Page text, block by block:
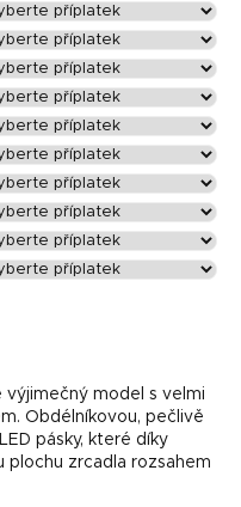
výjimečný model s velmi
Obdélníkovou, pečlivě
pásky, které díky
plochu zrcadla rozsahem